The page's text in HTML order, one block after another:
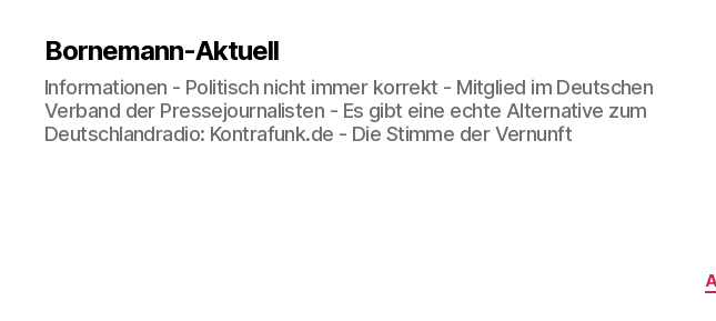
Bornemann-Aktuell
Informationen - Politisch nicht immer korrekt - Mitglied im Deutschen
Verband der Pressejournalisten - Es gibt eine echte Alternative zum
Deutschlandradio: Kontrafunk.de - Die Stimme der Vernunft